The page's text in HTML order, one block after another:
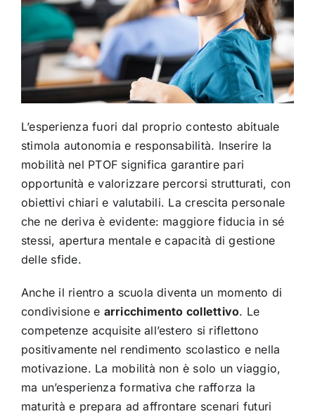
L’esperienza fuori dal proprio contesto abituale
stimola autonomia e responsabilità. Inserire la
mobilità nel PTOF significa garantire pari
opportunità e valorizzare percorsi strutturati, con
obiettivi chiari e valutabili. La crescita personale
che ne deriva è evidente: maggiore fiducia in sé
stessi, apertura mentale e capacità di gestione
delle sfide.
Anche il rientro a scuola diventa un momento di
condivisione e arricchimento collettivo. Le
competenze acquisite all’estero si riflettono
positivamente nel rendimento scolastico e nella
motivazione. La mobilità non è solo un viaggio,
ma un’esperienza formativa che rafforza la
maturità e prepara ad affrontare scenari futuri